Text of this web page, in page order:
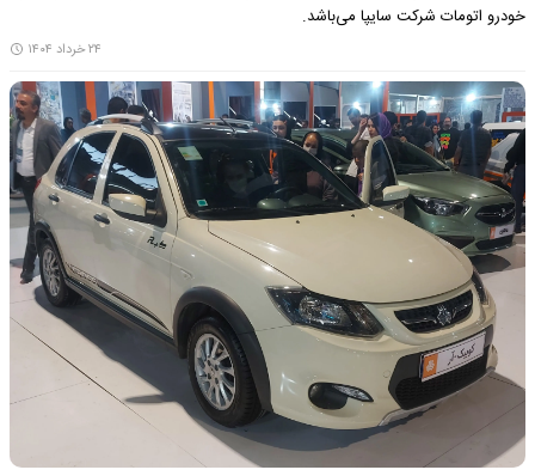
خودرو اتومات شرکت سایپا می‌باشد.
۲۴ خرداد ۱۴۰۴